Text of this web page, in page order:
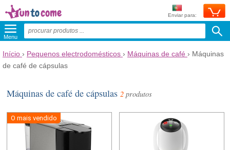
Enviar para:
Menu
Início › Pequenos electrodomésticos › Máquinas de café › Máquinas
de café de cápsulas
Máquinas de café de cápsulas2 produtos
O mais vendido